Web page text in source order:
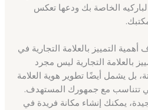
الخاصة بك ودعها تعكس
التمييز بالعلامة التجارية في
بالعلامة التجارية ليس مجرد
بل يشمل أيضًا تطوير هوية العلامة
تتناسب مع جمهورك المستهدف.
يمكنك إنشاء مكانة فريدة في